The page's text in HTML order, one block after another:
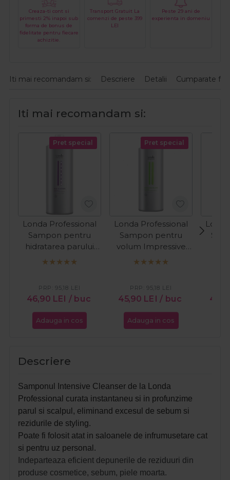
Creaza-ti cont si
primesti 2% inapoi sub
forma de bonus de
fidelitate pentru fiecare
achizitie.
Transport Gratuit La
comenzi de peste 399
LEI
Peste 29 ani de
experienta in domeniu
Iti mai recomandam si: Descriere Detalii Cumparate
Iti mai recomandam si:
Pret special
Londa Professional
Sampon pentru
hidratarea parului
uscat Deep Moisture
46,90 LEI / buc
PRP: 95,18 LEI
Adauga in cos
Pret special
Londa Professional
Sampon pentru
volum Impressive
Volume 1000ml
45,90 LEI / buc
PRP: 95,18 LEI
Adauga in cos
Descriere
Samponul Intensive Cleanser de la Londa
Professional curata instantaneu si in profunzime
parul si scalpul, eliminand excesul de sebum si
rezidurile de styling.
Poate fi folosit atat in saloanele de infrumusetare cat
si pentru uz personal.
Indeparteaza eficient depunerile de reziduuri din
produse cosmetice, sebum, piele moarta.